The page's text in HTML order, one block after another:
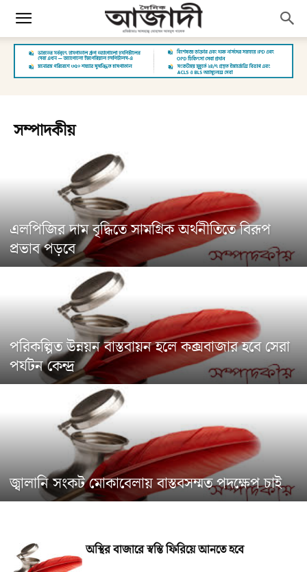
সম্পাদকীয়
এলপিজির দাম বৃদ্ধিতে সামগ্রিক অর্থনীতিতে বিরূপ
প্রভাব পড়বে
পরিকল্পিত উন্নয়ন বাস্তবায়ন হলে কক্সবাজার হবে সেরা
পর্যটন কেন্দ্র
জ্বালানি সংকট মোকাবেলায় বাস্তবসম্মত পদক্ষেপ চাই
অস্থির বাজারে স্বস্তি ফিরিয়ে আনতে হবে